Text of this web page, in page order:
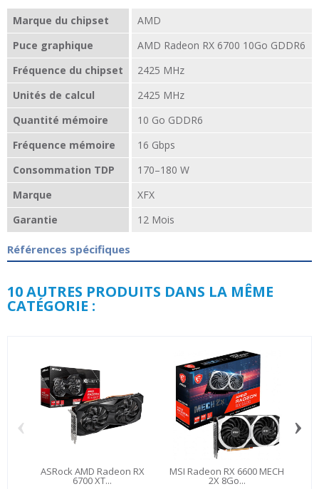
Marque du chipset
AMD
Puce graphique
AMD Radeon RX 6700 10Go GDDR6
Fréquence du chipset
2425 MHz
Unités de calcul
‎2425 MHz
Quantité mémoire
10 Go GDDR6
Fréquence mémoire
16 Gbps
Consommation TDP
170–180 W
Marque
XFX
Garantie
12 Mois
Références spécifiques
10 AUTRES PRODUITS DANS LA MÊME
CATÉGORIE :
ASRock AMD Radeon RX
6700 XT...
MSI Radeon RX 6600 MECH
2X 8Go...
‹ ›